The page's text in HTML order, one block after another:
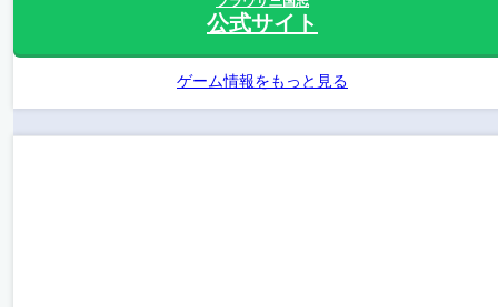
公式サイト
ゲーム情報をもっと見る